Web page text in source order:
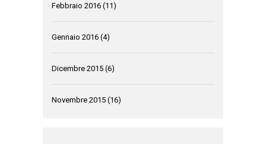
Febbraio 2016 (11)
Gennaio 2016 (4)
Dicembre 2015 (6)
Novembre 2015 (16)